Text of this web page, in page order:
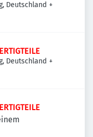
Deutschland +
Deutschland +